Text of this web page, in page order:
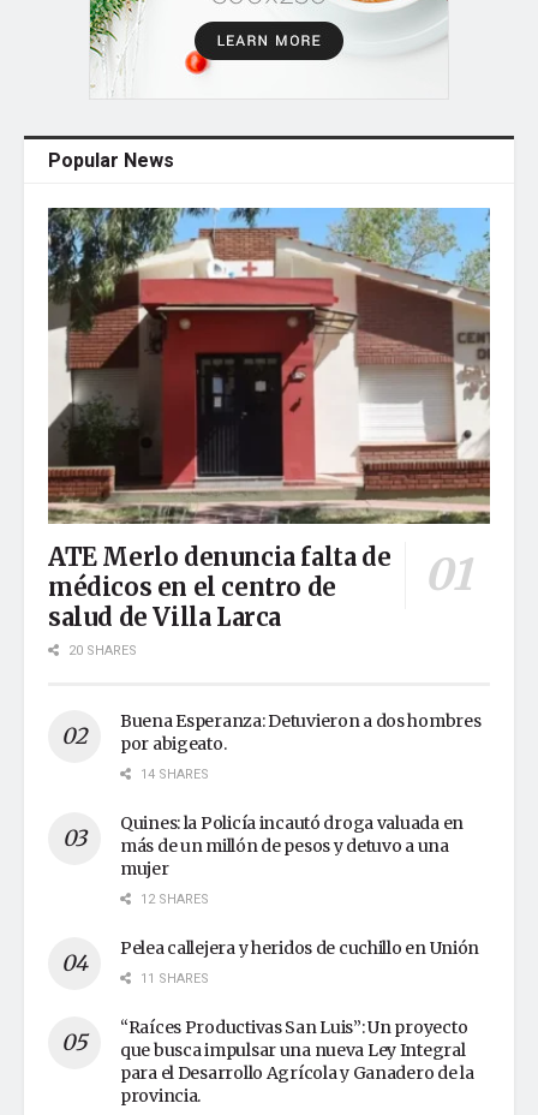
Popular News
ATE Merlo denuncia falta de
médicos en el centro de
salud de Villa Larca
20 SHARES
Buena Esperanza: Detuvieron a dos hombres
por abigeato.
14 SHARES
Quines: la Policía incautó droga valuada en
más de un millón de pesos y detuvo a una
mujer
12 SHARES
Pelea callejera y heridos de cuchillo en Unión
11 SHARES
“Raíces Productivas San Luis”: Un proyecto
que busca impulsar una nueva Ley Integral
para el Desarrollo Agrícola y Ganadero de la
provincia.